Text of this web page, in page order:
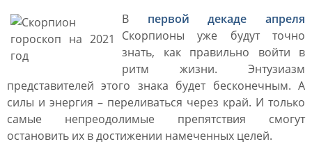
В первой декаде апреля
Скорпионы уже будут точно
знать, как правильно войти в
ритм жизни. Энтузиазм
представителей этого знака будет бесконечным. А
силы и энергия – переливаться через край. И только
самые непреодолимые препятствия смогут
остановить их в достижении намеченных целей.